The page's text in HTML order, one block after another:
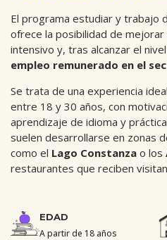
El programa estudiar y trabajo
ofrece la posibilidad de mejorar
intensivo y, tras alcanzar el
empleo remunerado en el
Se trata de una experiencia
entre 18 y 30 años, con
aprendizaje de idioma y
suelen desarrollarse en zonas
como el Lago Constanza o los
restaurantes que reciben
EDAD
A partir de 18 años